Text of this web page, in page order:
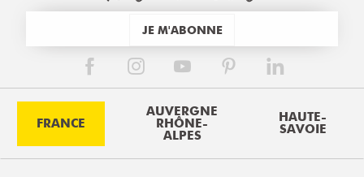
JE M'ABONNE
FRANCE
AUVERGNE
RHÔNE-
ALPES
HAUTE-
SAVOIE